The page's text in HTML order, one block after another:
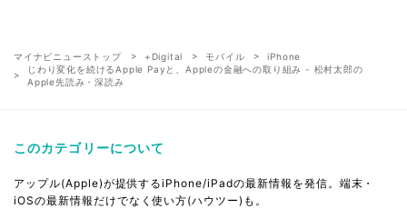
マイナビニューストップ +Digital モバイル
iPhone
じわり変化を続けるApple Payと、Appleの金融への取り組み - 松村太郎の
Apple先読み・深読み
このカテゴリーについて
アップル(Apple)が提供するiPhone/iPadの最新情報を発信。端末・
iOSの最新情報だけでなく使い方(ハウツー)も。